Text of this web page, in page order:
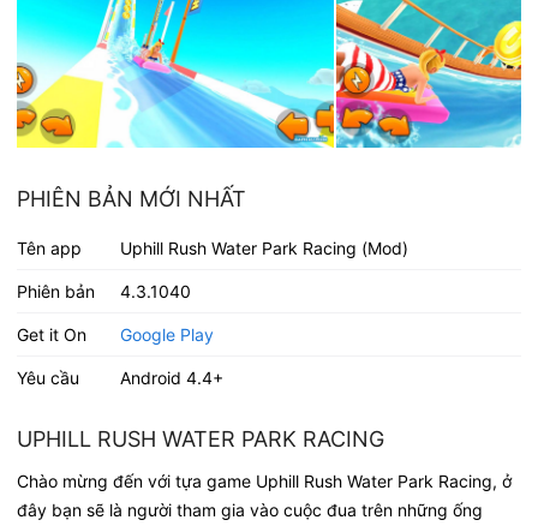
PHIÊN BẢN MỚI NHẤT
Tên app Uphill Rush Water Park Racing (Mod)
Phiên bản 4.3.1040
Get it On Google Play
Yêu cầu Android 4.4+
UPHILL RUSH WATER PARK RACING
Chào mừng đến với tựa game Uphill Rush Water Park Racing, ở
đây bạn sẽ là người tham gia vào cuộc đua trên những ống